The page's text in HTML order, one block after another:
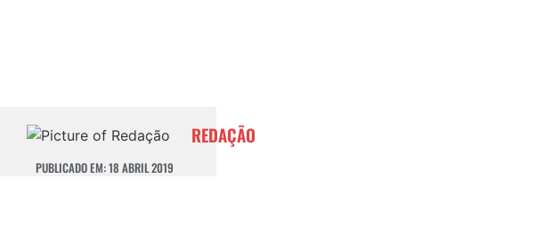
REDAÇÃO
PUBLICADO EM:18 ABRIL 2019